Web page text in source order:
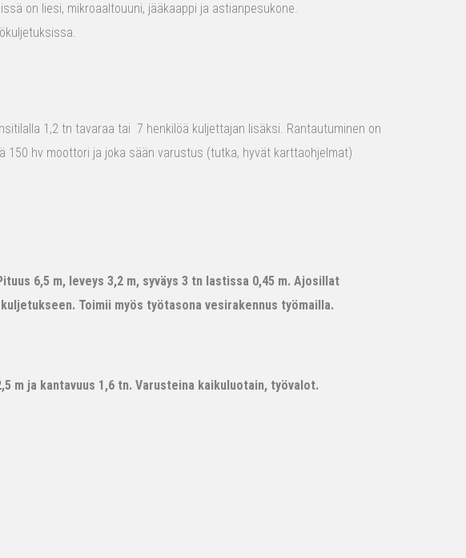
on liesi, mikroaaltouuni, jääkaappi ja astianpesukone.
1,2 tn tavaraa tai 7 henkilöä kuljettajan lisäksi. Rantautuminen on
150 hv moottori ja joka sään varustus (tutka, hyvät karttaohjelmat)
6,5 m, leveys 3,2 m, syväys 3 tn lastissa 0,45 m. Ajosillat
Toimii myös työtasona vesirakennus työmailla.
m ja kantavuus 1,6 tn. Varusteina kaikuluotain, työvalot.